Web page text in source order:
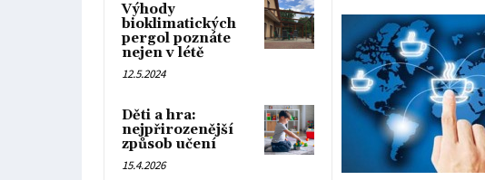
Výhody
bioklimatických
pergol poznáte
nejen v létě
12.5.2024
Děti a hra:
nejpřirozenější
způsob učení
15.4.2026